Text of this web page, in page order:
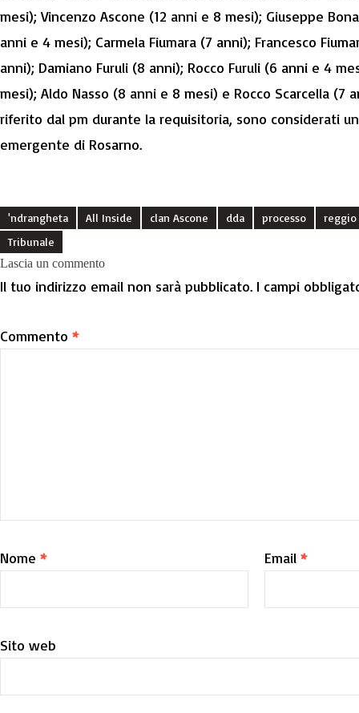
mesi); Vincenzo Ascone (12 anni e 8 mesi); Giuseppe
anni e 4 mesi); Carmela Fiumara (7 anni); Francesco
anni); Damiano Furuli (8 anni); Rocco Furuli (6 anni e 4
mesi); Aldo Nasso (8 anni e 8 mesi) e Rocco Scarcella (7
riferito dal pm durante la requisitoria, sono considerati
emergente di Rosarno.
'ndrangheta All Inside clan Ascone dda processo
reggio
Tribunale
Lascia un commento
Il tuo indirizzo email non sarà pubblicato. I campi
Commento *
Nome * Email *
Sito web